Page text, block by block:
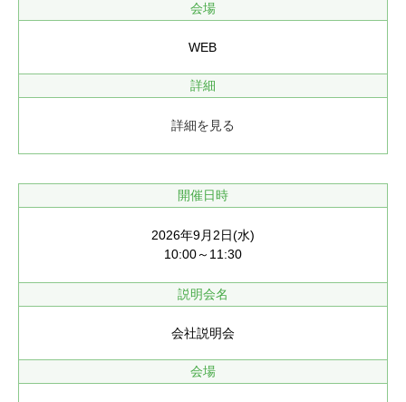
会場
WEB
詳細
詳細を見る
開催日時
2026年9月2日(水)
10:00～11:30
説明会名
会社説明会
会場